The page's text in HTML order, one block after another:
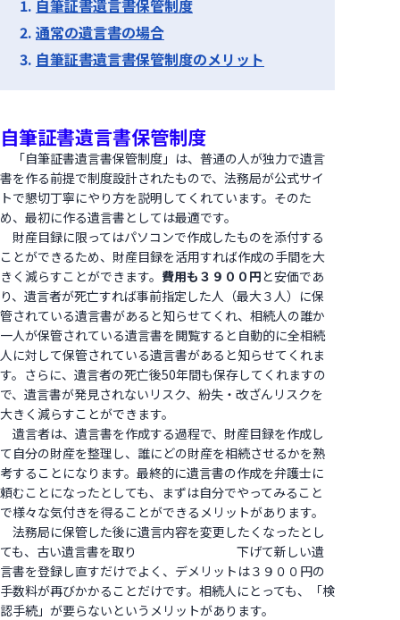
自筆証書遺言書保管制度
通常の遺言書の場合
自筆証書遺言書保管制度のメリット
自筆証書遺言書保管制度
「自筆証書遺言書保管制度」は、普通の人が独力で遺言
書を作る前提で制度設計されたもので、法務局が公式サイ
トで懇切丁寧にやり方を説明してくれています。そのた
め、最初に作る遺言書としては最適です。
財産目録に限ってはパソコンで作成したものを添付する
ことができるため、財産目録を活用すれば作成の手間を大
きく減らすことができます。 費用も３９００円と安価であ
り、遺言者が死亡すれば事前指定した人（最大３人）に保
管されている遺言書があると知らせてくれ、相続人の誰か
一人が保管されている遺言書を閲覧すると自動的に全相続
人に対して保管されている遺言書があると知らせてくれま
す。さらに、遺言者の死亡後50年間も保存してくれますの
で、遺言書が発見されないリスク、紛失・改ざんリスクを
大きく減らすことができます。
遺言者は、遺言書を作成する過程で、財産目録を作成し
て自分の財産を整理し、誰にどの財産を相続させるかを熟
考することになります。最終的に遺言書の作成を弁護士に
頼むことになったとしても、まずは自分でやってみること
で様々な気付きを得ることができるメリットがあります。
法務局に保管した後に遺言内容を変更したくなったとし
ても、古い遺言書を取り 下げて新しい遺
言書を登録し直すだけでよく、デメリットは３９００円の
手数料が再びかかることだけです。相続人にとっても、「検
認手続」が要らないというメリットがあります。